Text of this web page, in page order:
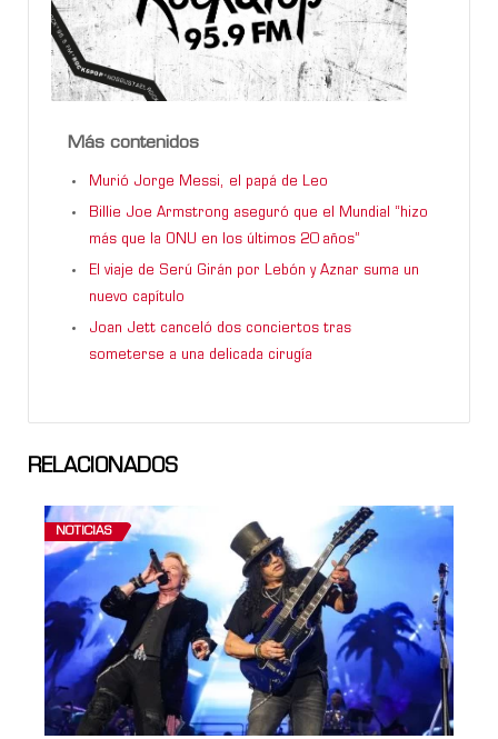
Más contenidos
Murió Jorge Messi, el papá de Leo
Billie Joe Armstrong aseguró que el Mundial “hizo
más que la ONU en los últimos 20 años”
El viaje de Serú Girán por Lebón y Aznar suma un
nuevo capítulo
Joan Jett canceló dos conciertos tras
someterse a una delicada cirugía
RELACIONADOS
NOTICIAS